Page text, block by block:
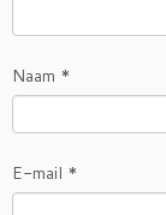
Naam *
E-mail *